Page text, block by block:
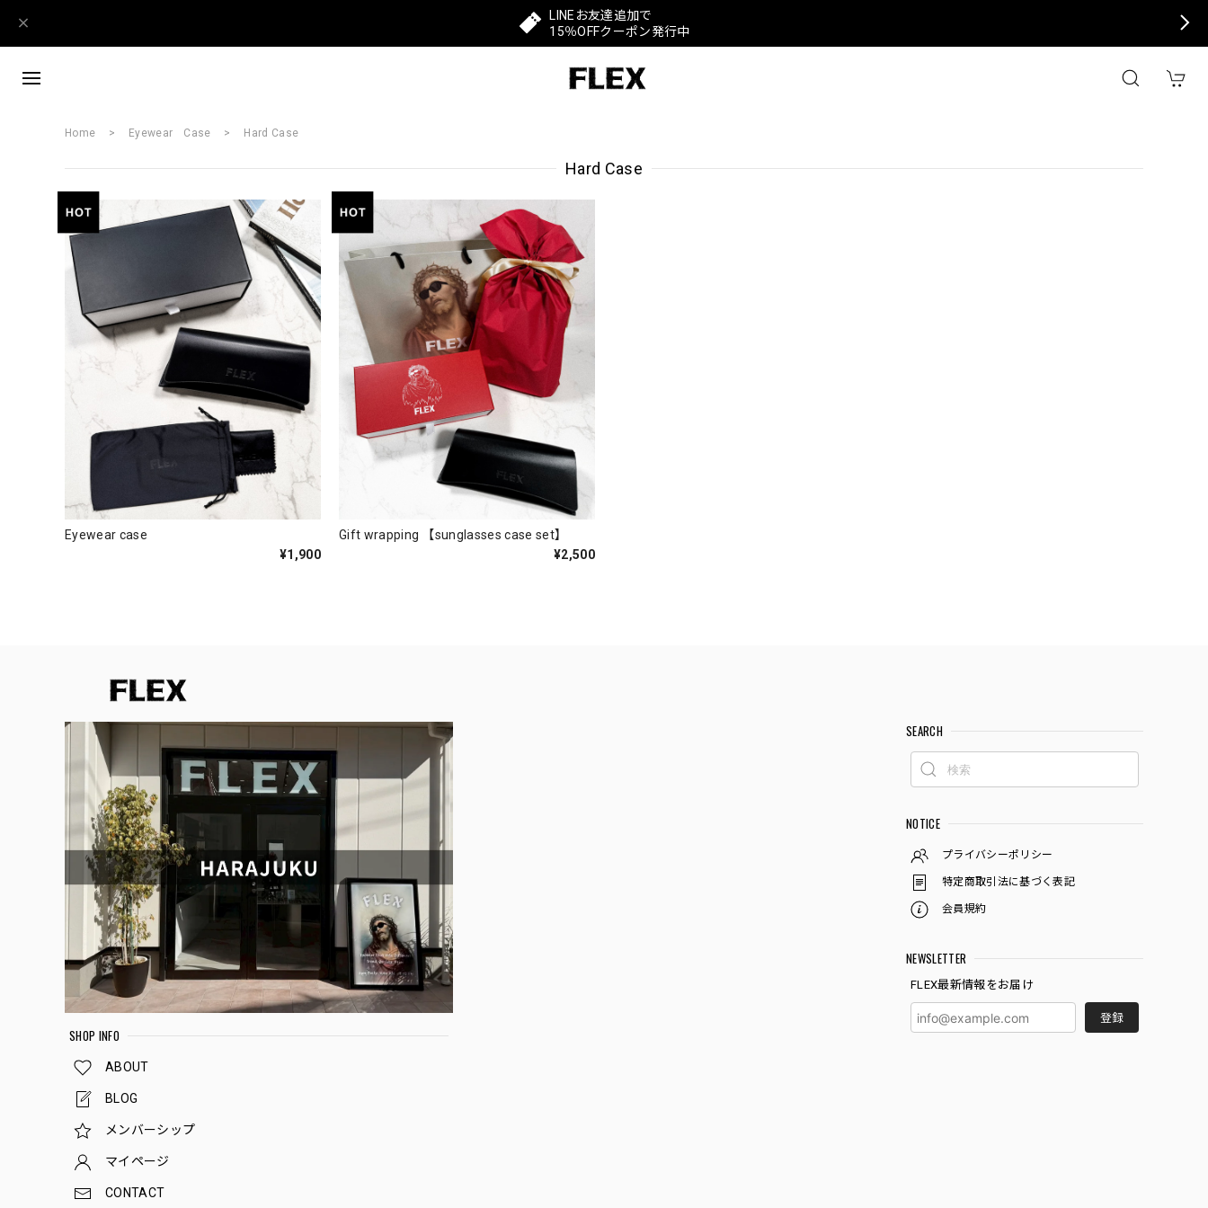
LINEお友達追加で
15％OFFクーポン発行中
Home Eyewear Case Hard Case
Hard Case
Eyewear case
¥1,900
Gift wrapping 【sunglasses case set】
¥2,500
SHOP INFO
ABOUT
BLOG
メンバーシップ
マイページ
CONTACT
SEARCH
NOTICE
プライバシーポリシー
特定商取引法に基づく表記
会員規約
NEWSLETTER
FLEX最新情報をお届け
登録